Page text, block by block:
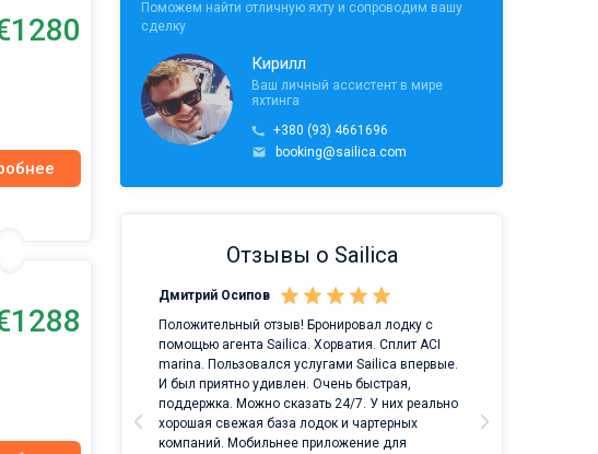
Поможем найти отличную яхту и сопроводим вашу
сделку
Кирилл
Ваш личный ассистент в мире
яхтинга
+380 (93) 4661696
booking@sailica.com
Отзывы о Sailica
добрых
с которой мы
Хочу
при
быстро
вопросы,
Дмитрий Осипов
Положительный отзыв! Бронировал лодку с
помощью агента Sailica. Хорватия. Сплит ACI
marina. Пользовался услугами Sailica впервые.
И был приятно удивлен. Очень быстрая,
поддержка. Можно сказать 24/7. У них реально
хорошая свежая база лодок и чартерных
компаний. Мобильнее приложение для